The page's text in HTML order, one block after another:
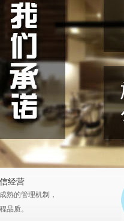
经营
熟的管理机制，
品质。